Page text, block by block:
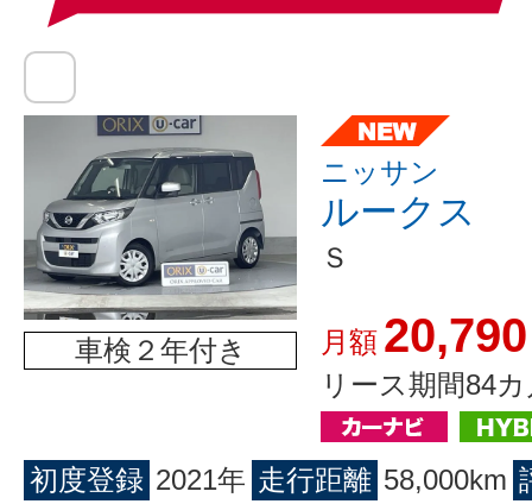
車検２年付き
ニッサン
ルークス
Ｓ
月額 20,790
リース期間84
初度登録 2021年 走行距離 58,000km